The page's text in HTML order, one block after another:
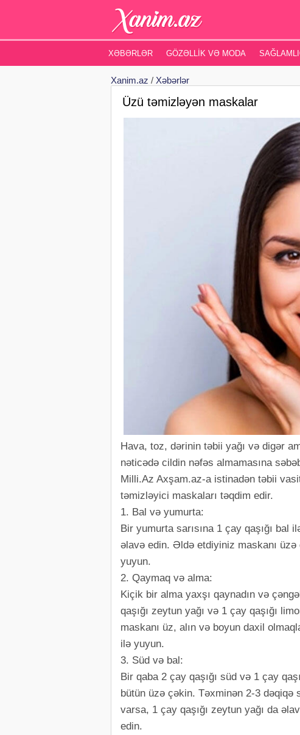
XƏBƏRLƏR GÖZƏLLIK VƏ MODA
Xanim.az / Xəbərlər
Üzü təmizləyən maskalar
Hava, toz, dərinin təbii yağı və digər
nəticədə cildin nəfəs almamasına
Milli.Az Axşam.az-a istinadən təbii
təmizləyici maskaları təqdim edir.
1. Bal və yumurta:
Bir yumurta sarısına 1 çay qaşığı bal
əlavə edin. Əldə etdiyiniz maskanı
yuyun.
2. Qaymaq və alma:
Kiçik bir alma yaxşı qaynadın və
qaşığı zeytun yağı və 1 çay qaşığı
maskanı üz, alın və boyun daxil
ilə yuyun.
3. Süd və bal:
Bir qaba 2 çay qaşığı süd və 1 çay
bütün üzə çəkin. Təxminən 2-3 dəqiqə
varsa, 1 çay qaşığı zeytun yağı da
edin.